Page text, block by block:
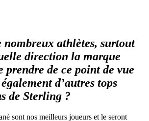
nombreux athlètes, surtout
direction la marque
prendre de ce point de vue
d’autres tops
de Sterling ?
sont nos meilleurs joueurs et le seront